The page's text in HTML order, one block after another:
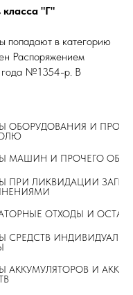
"Г"
попадают в категорию
Распоряжением
года №1354-р. В
ОБОРУДОВАНИЯ И
МАШИН И ПРОЧЕГО
ПРИ ЛИКВИДАЦИИ
ОТХОДЫ И
СРЕДСТВ
АККУМУЛЯТОРОВ И